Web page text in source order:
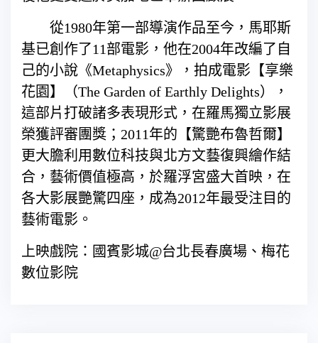
從1980年第一部導演作品至今，馬耶斯
基已創作了11部電影，他在2004年改編了自
己的小說《Metaphysics》，拍成電影【享樂
花園】（The Garden of Earthly Delights），
這部片打破諸多表現形式，在羅馬獨立影展
榮獲評審團獎；2011年的【驚艷布魯哲爾】
更大膽利用數位科技與北方文藝復興繪作結
合，藝術價值極高，於羅浮宮盛大首映，在
各大影展艷驚四座，成為2012年最受注目的
藝術電影。
上映戲院：國賓影城@台北長春廣場、梅花
數位影院